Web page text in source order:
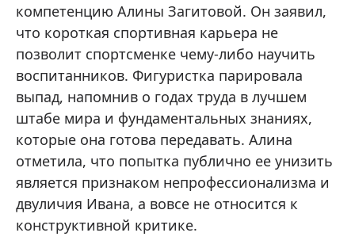
компетенцию Алины Загитовой. Он заявил,
что короткая спортивная карьера не
позволит спортсменке чему-либо научить
воспитанников. Фигуристка парировала
выпад, напомнив о годах труда в лучшем
штабе мира и фундаментальных знаниях,
которые она готова передавать. Алина
отметила, что попытка публично ее унизить
является признаком непрофессионализма и
двуличия Ивана, а вовсе не относится к
конструктивной критике.